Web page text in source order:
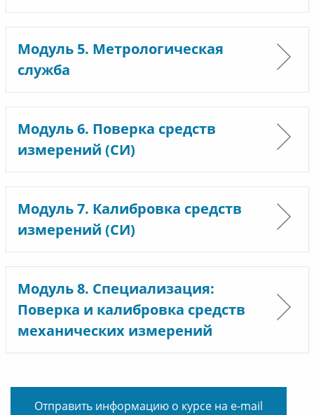
Модуль 5. Метрологическая
служба
Модуль 6. Поверка средств
измерений (СИ)
Модуль 7. Калибровка средств
измерений (СИ)
Модуль 8. Специализация:
Поверка и калибровка средств
механических измерений
Отправить информацию о курсе на e-mail